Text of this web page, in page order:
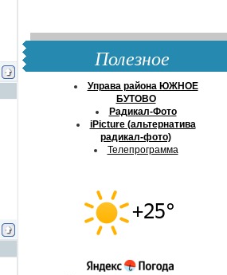
Полезное
Управа района ЮЖНОЕ
БУТОВО
Радикал-Фото
iPicture (альтернатива
радикал-фото)
Телепрограмма